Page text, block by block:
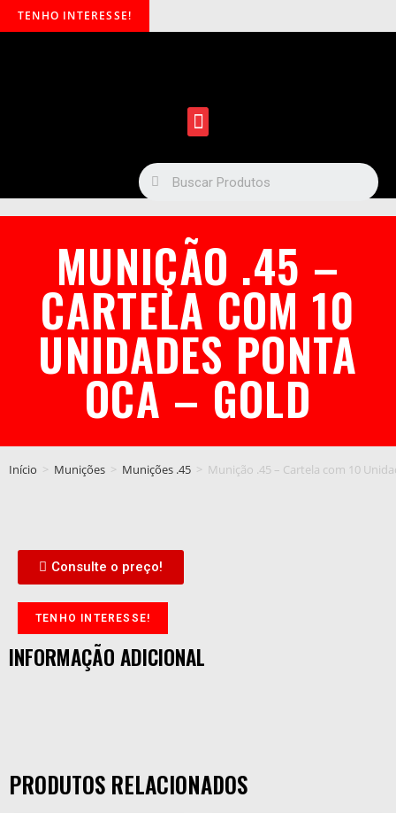
TENHO INTERESSE!
MUNIÇÃO .45 –
CARTELA COM 10
UNIDADES PONTA
OCA – GOLD
Início > Munições > Munições .45 > Munição .45 – Cartela com 10
Consulte o preço!
TENHO INTERESSE!
INFORMAÇÃO ADICIONAL
PRODUTOS RELACIONADOS